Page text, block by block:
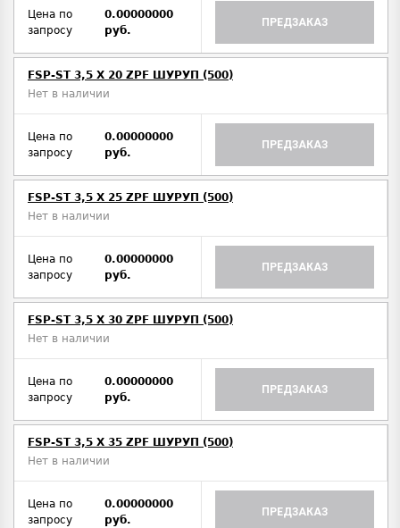
Цена по
запросу
0.00000000
руб.
ПРЕДЗАКАЗ
FSP-ST 3,5 X 20 ZPF ШУРУП (500)
Нет в наличии
Цена по
запросу
0.00000000
руб.
ПРЕДЗАКАЗ
FSP-ST 3,5 X 25 ZPF ШУРУП (500)
Нет в наличии
Цена по
запросу
0.00000000
руб.
ПРЕДЗАКАЗ
FSP-ST 3,5 X 30 ZPF ШУРУП (500)
Нет в наличии
Цена по
запросу
0.00000000
руб.
ПРЕДЗАКАЗ
FSP-ST 3,5 X 35 ZPF ШУРУП (500)
Нет в наличии
Цена по
запросу
0.00000000
руб.
ПРЕДЗАКАЗ